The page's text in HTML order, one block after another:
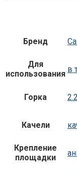
Бренд
Для
использования в
Горка
Качели
Крепление
площадки